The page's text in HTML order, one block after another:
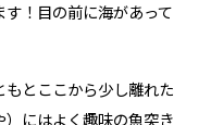
す！目の前に海があって
もとここから少し離れた
にはよく趣味の魚突き